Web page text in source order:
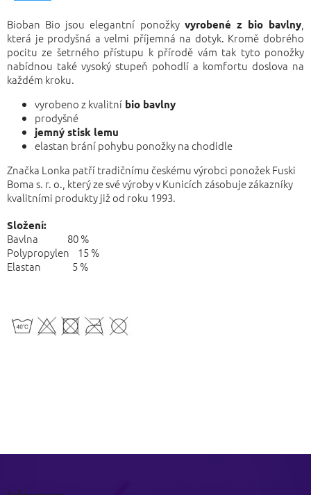
Bioban Bio jsou elegantní ponožky vyrobené z bio bavlny
která je prodyšná a velmi příjemná na dotyk. Kromě dobrého
pocitu ze šetrného přístupu k přírodě vám tak tyto ponožky
nabídnou také vysoký stupeň pohodlí a komfortu doslova na
každém kroku.
vyrobeno z kvalitní bio bavlny
prodyšné
jemný stisk lemu
elastan brání pohybu ponožky na chodidle
Značka Lonka patří tradičnímu českému výrobci ponožek Fuski
Boma s. r. o., který ze své výroby v Kunicích zásobuje zákazníky
kvalitními produkty již od roku 1993.
Složení:
Bavlna 80 %
Polypropylen 15 %
Elastan 5 %